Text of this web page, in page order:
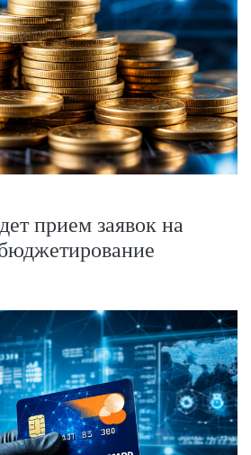
прием заявок на